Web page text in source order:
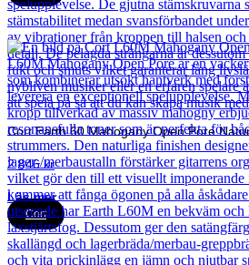
Cort Earth 60 Mahogany Open Pore
2 846kr
Läs mer
Cort